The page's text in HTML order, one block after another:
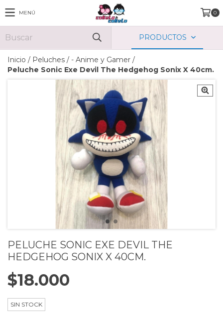
MENÚ 0
PRODUCTOS
Inicio / Peluches / - Anime y Gamer /
Peluche Sonic Exe Devil The Hedgehog Sonix X 40cm.
PELUCHE SONIC EXE DEVIL THE
HEDGEHOG SONIX X 40CM.
$18.000
SIN STOCK